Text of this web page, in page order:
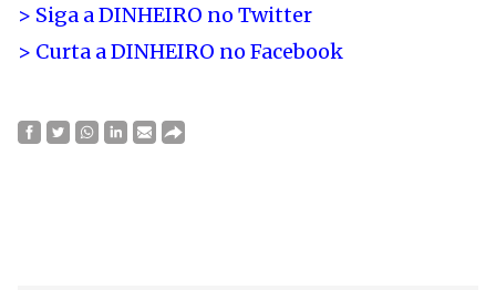
> Siga a DINHEIRO no Twitter
> Curta a DINHEIRO no Facebook